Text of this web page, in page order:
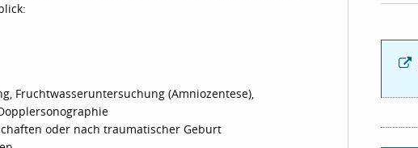
Fruchtwasseruntersuchung (Amniozentese),
oder nach traumatischer Geburt